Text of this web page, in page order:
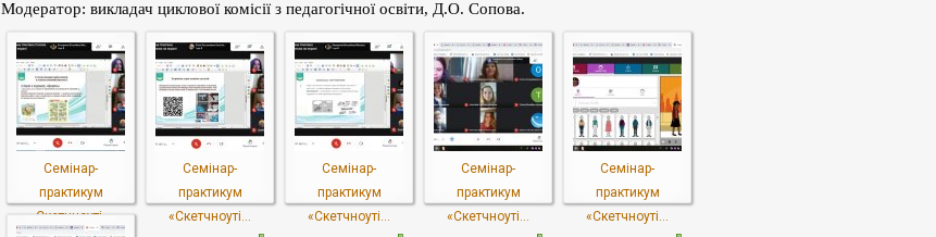
Модератор: викладач циклової комісії з педагогічної освіти, Д.О. Сопова.
Семінар-
практикум
«Скетчноуті...
Семінар-
практикум
«Скетчноуті...
Семінар-
практикум
«Скетчноуті...
Семінар-
практикум
«Скетчноуті...
Семінар-
практикум
«Скетчноуті...